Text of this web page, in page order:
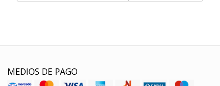
MEDIOS DE PAGO